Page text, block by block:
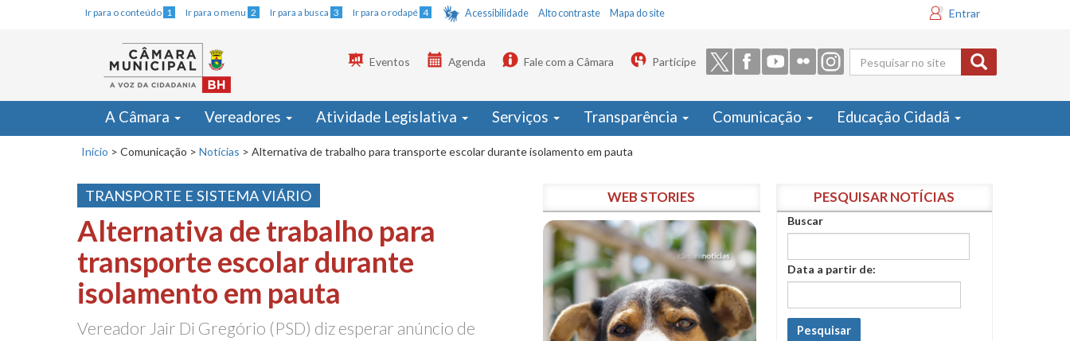
Ir para o conteúdo 1 Ir para o menu 2 Ir para a busca 3 Ir para o rodapé 4 Acessibilidade Alto contraste Mapa do site Entrar
Formulário
de busca
Eventos Agenda Fale com a Câmara Participe
A Câmara Vereadores Atividade Legislativa Serviços Transparência Comunicação Educação Cidadã
Início > Comunicação > Notícias > Alternativa de trabalho para transporte escolar durante isolamento em pauta
TRANSPORTE E SISTEMA VIÁRIO
Alternativa de trabalho para
transporte escolar durante
isolamento em pauta
Vereador Jair Di Gregório (PSD) diz esperar anúncio de
WEB STORIES PESQUISAR NOTÍCIAS
Buscar
Data a partir de:
Pesquisar